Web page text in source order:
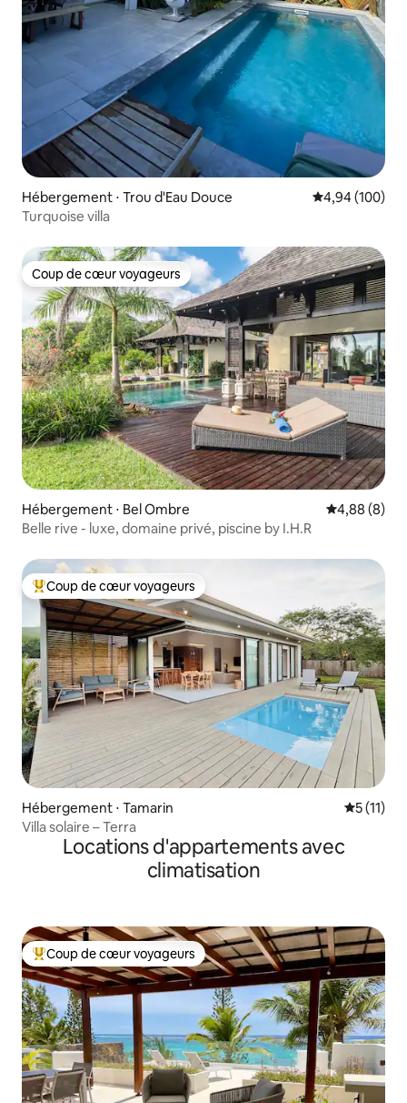
Hébergement ⋅ Trou d'Eau Douce Évaluation
4,94 (100)
Turquoise villa
Coup de cœur voyageurs
Coup de cœur voyageurs
Hébergement ⋅ Bel Ombre Évaluation
4,88 (8)
Belle rive - luxe, domaine privé, piscine by I.H.R
Coups de cœur voyageurs les plus appréciés
Coup de cœur voyageurs
Hébergement ⋅ Tamarin
5 (11)
Villa solaire – Terra
Locations d'appartements avec
climatisation
Coups de cœur voyageurs les plus appréciés
Coup de cœur voyageurs